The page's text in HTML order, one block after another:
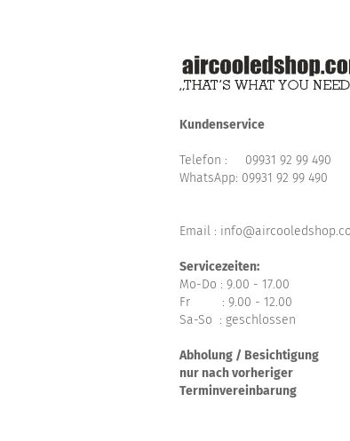
Kundenservice
Telefon : 09931 92 99 490
WhatsApp: 09931 92 99 490
Email :
Servicezeiten:
Mo-Do : 9.00 - 17.00
Fr : 9.00 - 12.00
Sa-So : geschlossen
Abholung / Besichtigung
nur nach vorheriger
Terminvereinbarung